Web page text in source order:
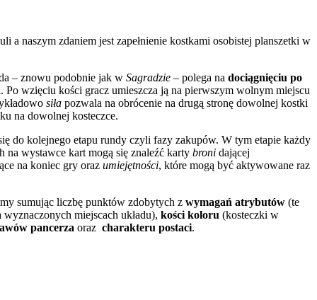
naszym zdaniem jest zapełnienie kostkami osobistej planszetki w
– znowu podobnie jak w Sagradzie – polega na dociągnięciu po
wzięciu kości gracz umieszcza ją na pierwszym wolnym miejscu
siła pozwala na obrócenie na drugą stronę dowolnej kostki
na dowolnej kosteczce.
do kolejnego etapu rundy czyli fazy zakupów. W tym etapie każdy
wystawce kart mogą się znaleźć karty broni dającej
na koniec gry oraz umiejętności, które mogą być aktywowane raz
sumując liczbę punktów zdobytych z wymagań atrybutów (te
miejscach układu), kości koloru (kosteczki w
pancerza oraz charakteru postaci.